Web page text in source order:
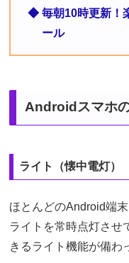
◆ 毎朝10時更新！
ール
Androidスマホ
ライト（懐中電灯）
ほとんどのAndroid端
ライトを常時点灯させ
きるライト機能が備わ